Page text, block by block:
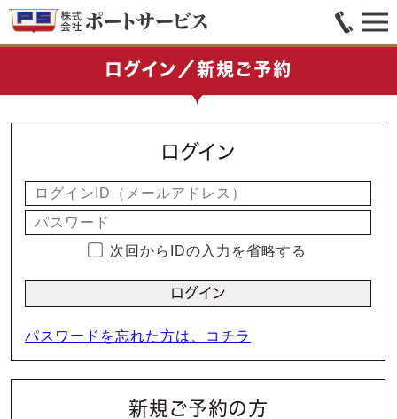
ログイン／新規ご予約
ログイン
次回からIDの入力を省略する
パスワードを忘れた方は、コチラ
新規ご予約の方